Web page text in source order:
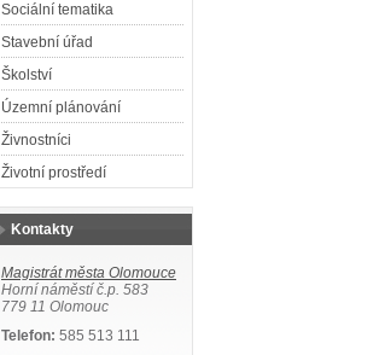
Sociální tematika
Stavební úřad
Školství
Územní plánování
Živnostníci
Životní prostředí
Kontakty
Magistrát města Olomouce
Horní náměstí č.p. 583
779 11 Olomouc
Telefon: 585 513 111